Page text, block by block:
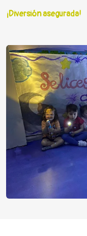
¡Diversión asegurada!